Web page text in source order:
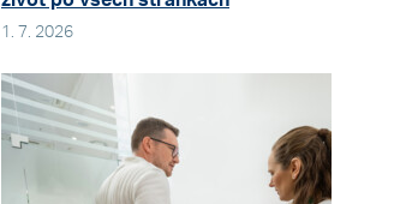
1. 7. 2026